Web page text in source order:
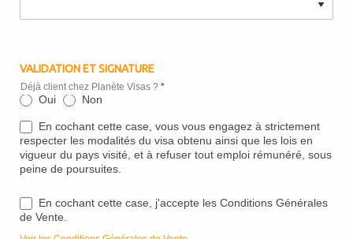
VALIDATION ET SIGNATURE
Déjà client chez Planète Visas ? *
Oui Non
En cochant cette case, vous vous engagez à strictement
respecter les modalités du visa obtenu ainsi que les lois en
vigueur du pays visité, et à refuser tout emploi rémunéré, sous
peine de poursuites.
En cochant cette case, j'accepte les Conditions Générales
de Vente.